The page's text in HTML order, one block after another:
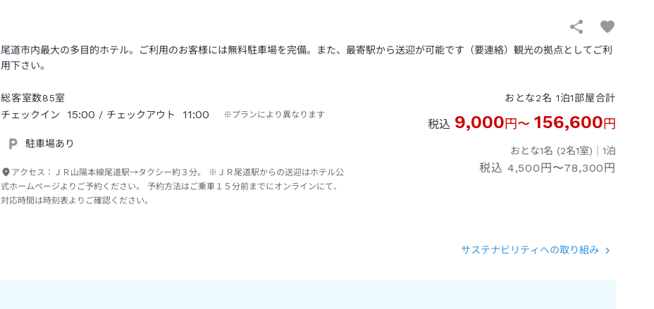
尾道市内最大の多目的ホテル。ご利用のお客様には無料駐車場を完備。また、最寄駅から送迎が可能です（要連絡）観光の拠点としてご利
用下さい。
総客室数85室
チェックイン
15:00 / チェックアウト 11:00 ※プランにより異なります
駐車場あり
アクセス： ＪＲ山陽本線尾道駅→タクシー約３分。 ※ＪＲ尾道駅からの送迎はホテル公
式ホームページよりご予約ください。 予約方法はご乗車１５分前までにオンラインにて、
対応時間は時刻表よりご確認ください。
おとな2名 1泊1部屋合計
税込 9,000円〜 156,600円
おとな1名 (2名1室)｜ 1泊
税込 4,500円〜78,300円
サステナビリティへの取り組み